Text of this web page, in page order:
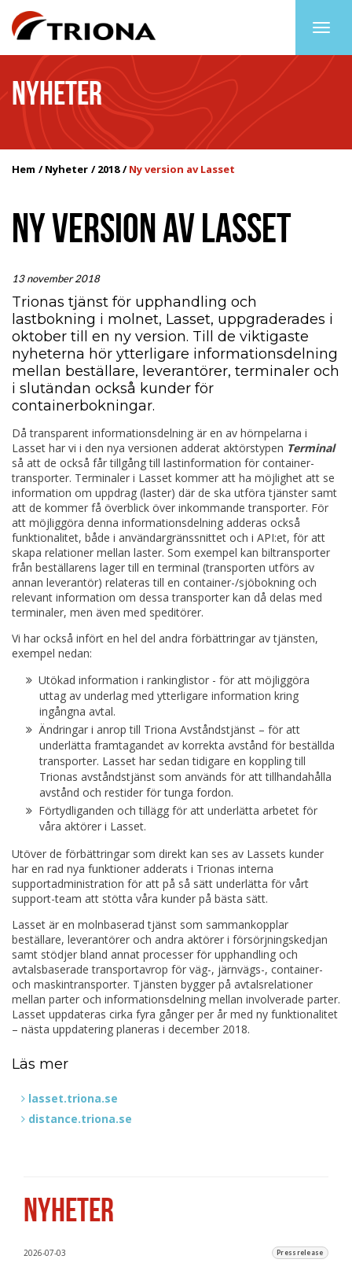
NYHETER
Hem Nyheter 2018 Ny version av Lasset
NY VERSION AV LASSET
13 november 2018
Trionas tjänst för upphandling och
lastbokning i molnet, Lasset, uppgraderades i
oktober till en ny version. Till de viktigaste
nyheterna hör ytterligare informationsdelning
mellan beställare, leverantörer, terminaler och
i slutändan också kunder för
containerbokningar.
Då transparent informationsdelning är en av hörnpelarna i
Lasset har vi i den nya versionen adderat aktörstypen Terminal
så att de också får tillgång till lastinformation för container-
transporter. Terminaler i Lasset kommer att ha möjlighet att se
information om uppdrag (laster) där de ska utföra tjänster samt
att de kommer få överblick över inkommande transporter. För
att möjliggöra denna informationsdelning adderas också
funktionalitet, både i användargränssnittet och i API:et, för att
skapa relationer mellan laster. Som exempel kan biltransporter
från beställarens lager till en terminal (transporten utförs av
annan leverantör) relateras till en container-/sjöbokning och
relevant information om dessa transporter kan då delas med
terminaler, men även med speditörer.
Vi har också infört en hel del andra förbättringar av tjänsten,
exempel nedan:
Utökad information i rankinglistor - för att möjliggöra
uttag av underlag med ytterligare information kring
ingångna avtal.
Ändringar i anrop till Triona Avståndstjänst – för att
underlätta framtagandet av korrekta avstånd för beställda
transporter. Lasset har sedan tidigare en koppling till
Trionas avståndstjänst som används för att tillhandahålla
avstånd och restider för tunga fordon.
Förtydliganden och tillägg för att underlätta arbetet för
våra aktörer i Lasset.
Utöver de förbättringar som direkt kan ses av Lassets kunder
har en rad nya funktioner adderats i Trionas interna
supportadministration för att på så sätt underlätta för vårt
support-team att stötta våra kunder på bästa sätt.
Lasset är en molnbaserad tjänst som sammankopplar
beställare, leverantörer och andra aktörer i försörjningskedjan
samt stödjer bland annat processer för upphandling och
avtalsbaserade transportavrop för väg-, järnvägs-, container-
och maskintransporter. Tjänsten bygger på avtalsrelationer
mellan parter och informationsdelning mellan involverade parter.
Lasset uppdateras cirka fyra gånger per år med ny funktionalitet
– nästa uppdatering planeras i december 2018.
Läs mer
lasset.triona.se
distance.triona.se
NYHETER
2026-07-03 Pressrelease